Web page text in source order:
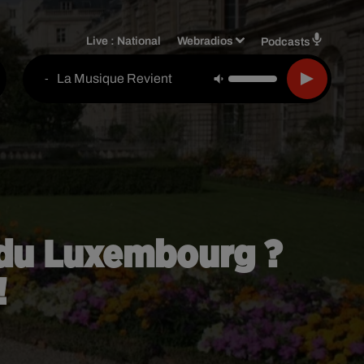
Live : National Webradios Podcasts
- La Musique Revient
Luxembourg ?